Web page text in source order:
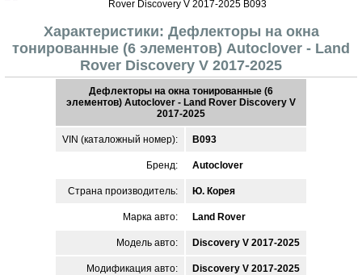
Характеристики: Дефлекторы на окна
тонированные (6 элементов) Autoclover - Land
Rover Discovery V 2017-2025
Дефлекторы на окна тонированные (6
элементов) Autoclover - Land Rover Discovery V
2017-2025
VIN (каталожный номер): B093
Бренд: Autoclover
Страна производитель: Ю. Корея
Марка авто: Land Rover
Модель авто: Discovery V 2017-2025
Модификация авто: Discovery V 2017-2025